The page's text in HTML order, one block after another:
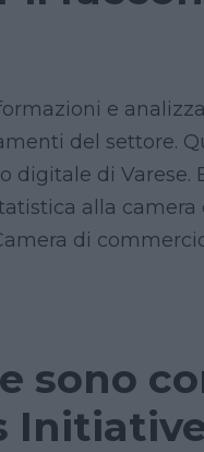
e
del settore.
digitale di Varese.
alla
di
sono